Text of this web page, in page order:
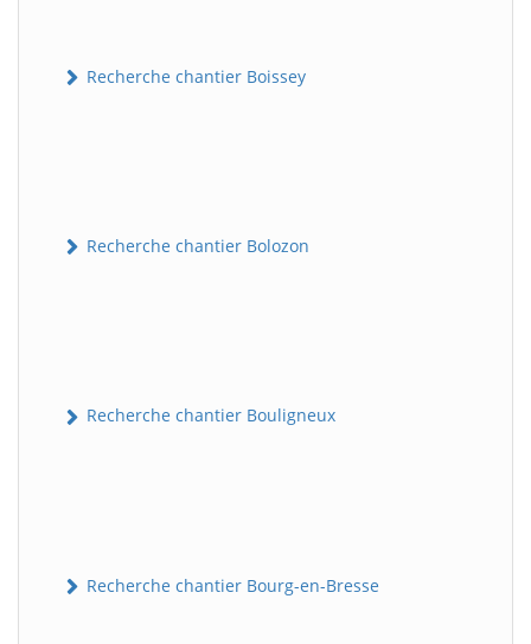
Recherche chantier Boissey
Recherche chantier Bolozon
Recherche chantier Bouligneux
Recherche chantier Bourg-en-Bresse